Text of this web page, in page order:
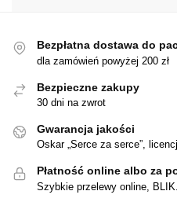
Bezpłatna dostawa do
dla zamówień powyżej 200 zł
Bezpieczne zakupy
30 dni na zwrot
Gwarancja jakości
Oskar „Serce za serce”,
Płatność online albo za
Szybkie przelewy online, BLIK.